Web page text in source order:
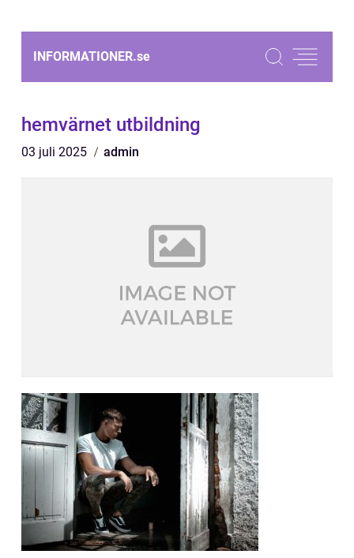
INFORMATIONER.se
hemvärnet utbildning
03 juli 2025 admin